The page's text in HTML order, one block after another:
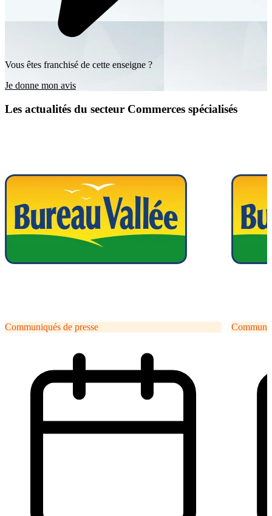
Vous êtes franchisé de cette enseigne ?
Je donne mon avis
Les actualités du secteur Commerces spécialisés
Communiqués de presse